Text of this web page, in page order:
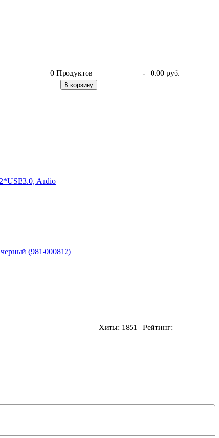
0 Продуктов - 0.00 руб.
В корзину
Audio
(981-000812)
Хиты: 1851 | Рейтинг: